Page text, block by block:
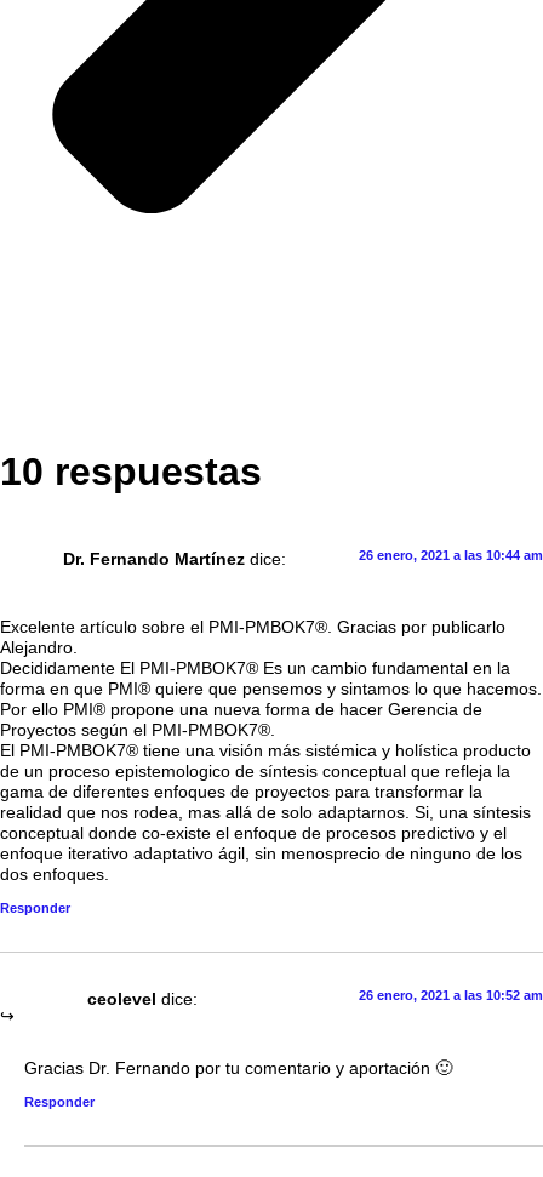
10 respuestas
Dr. Fernando Martínez dice: 26 enero, 2021 a las 10:44 am
Excelente artículo sobre el PMI-PMBOK7®. Gracias por publicarlo
Alejandro.
Decididamente El PMI-PMBOK7® Es un cambio fundamental en la
forma en que PMI® quiere que pensemos y sintamos lo que hacemos.
Por ello PMI® propone una nueva forma de hacer Gerencia de
Proyectos según el PMI-PMBOK7®.
El PMI-PMBOK7® tiene una visión más sistémica y holística producto
de un proceso epistemologico de síntesis conceptual que refleja la
gama de diferentes enfoques de proyectos para transformar la
realidad que nos rodea, mas allá de solo adaptarnos. Si, una síntesis
conceptual donde co-existe el enfoque de procesos predictivo y el
enfoque iterativo adaptativo ágil, sin menosprecio de ninguno de los
dos enfoques.
Responder
ceolevel dice: 26 enero, 2021 a las 10:52 am
Gracias Dr. Fernando por tu comentario y aportación 🙂
Responder